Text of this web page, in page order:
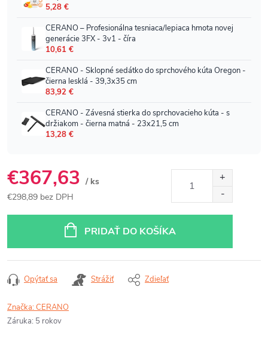
€367,63 / ks
€298,89 bez DPH
PRIDAŤ DO KOŠÍKA
Opýtať sa Strážiť Zdieľať
Značka:CERANO
Záruka: 5 rokov